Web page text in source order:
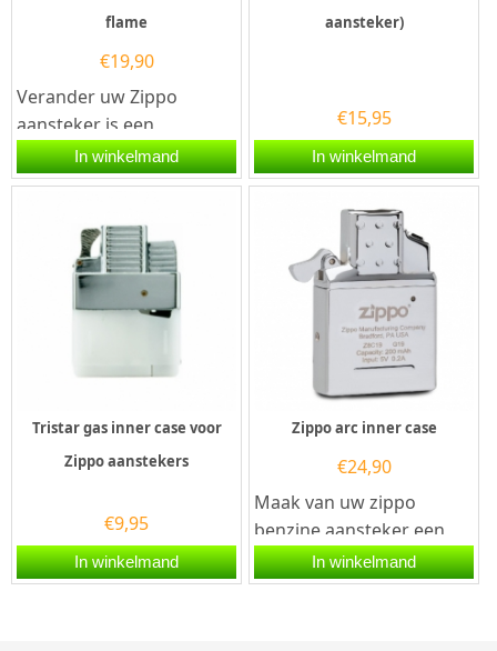
flame
€19,90
Verander uw Zippo
aansteker is een
gasaansteker met dit
originele gas binnenwerk
In winkelmand
aansteker)
€15,95
In winkelmand
Tristar gas inner case voor
Zippo aanstekers
€9,95
In winkelmand
Zippo arc inner case
€24,90
Maak van uw zippo
benzine aansteker een
elektrische Zippo
aansteker met dit ARC
In winkelmand